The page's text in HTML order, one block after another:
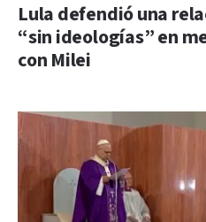
Lula defendió una
“sin ideologías” en
con Milei